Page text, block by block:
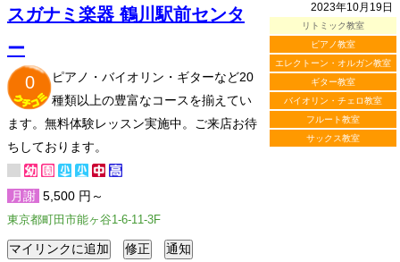
2023年10月19日
リトミック教室
ピアノ教室
エレクトーン・オルガン教室
ギター教室
バイオリン・チェロ教室
フルート教室
サックス教室
スガナミ楽器 鶴川駅前センタ
ー
0
ピアノ・バイオリン・ギターなど20
種類以上の豊富なコースを揃えてい
ます。無料体験レッスン実施中。ご来店お待
ちしております。
月謝 5,500 円～
東京都町田市能ヶ谷1-6-11-3F